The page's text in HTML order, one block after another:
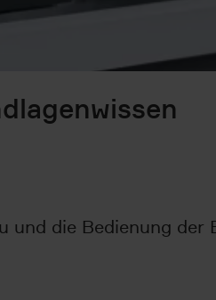
die Bedienung der